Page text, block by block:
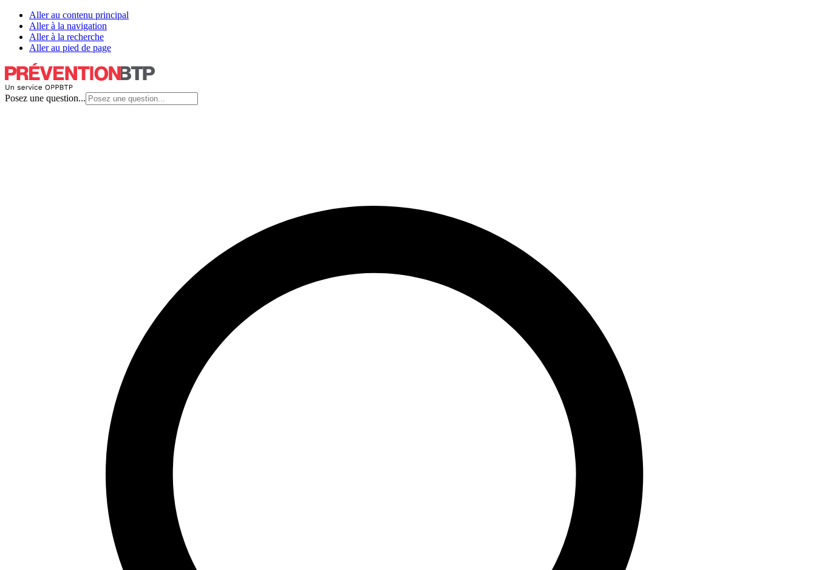
Aller au contenu principal
Aller à la navigation
Aller à la recherche
Aller au pied de page
Posez une question...